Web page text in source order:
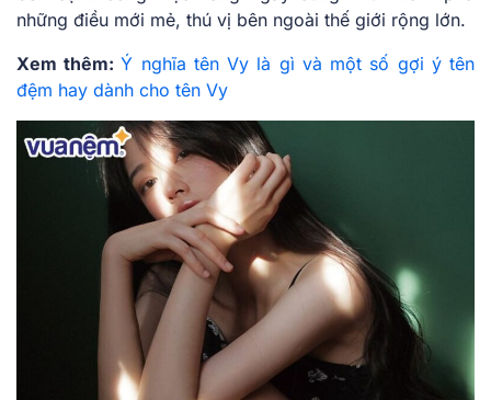
những điều mới mẻ, thú vị bên ngoài thế giới rộng lớn.
Xem thêm:Ý nghĩa tên Vy là gì và một số gợi ý tên
đệm hay dành cho tên Vy